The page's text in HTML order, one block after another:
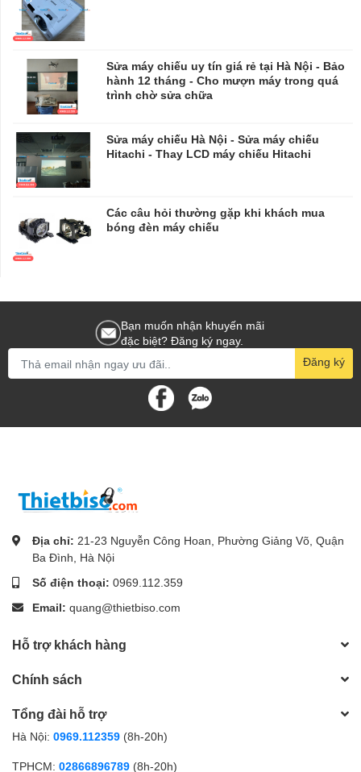
Sửa máy chiếu uy tín giá rẻ tại Hà Nội - Bảo
hành 12 tháng - Cho mượn máy trong quá
trình chờ sửa chữa
​​​​​​​Sửa máy chiếu Hà Nội - Sửa máy chiếu
Hitachi - Thay LCD máy chiếu Hitachi
Các câu hỏi thường gặp khi khách mua
bóng đèn máy chiếu
Bạn muốn nhận khuyến mãi
đặc biệt? Đăng ký ngay.
Đăng ký
Địa chỉ: 21-23 Nguyễn Công Hoan, Phường Giảng Võ, Quận
Ba Đình, Hà Nội
Số điện thoại: 0969.112.359
Email: quang@thietbiso.com
Hỗ trợ khách hàng
Chính sách
Tổng đài hỗ trợ
Hà Nội: 0969.112359 (8h-20h)
TPHCM: 02866896789 (8h-20h)